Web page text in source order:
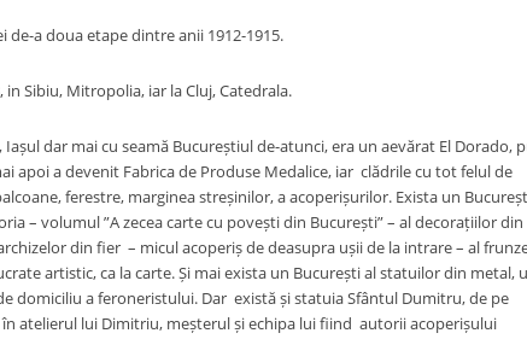
a doua etape dintre anii 1912-1915.
Sibiu, Mitropolia, iar la Cluj, Catedrala.
dar mai cu seamă Bucureștiul de-atunci, era un aevărat El Dorado,
a devenit Fabrica de Produse Medalice, iar clădrile cu tot felul de
ferestre, marginea streșinilor, a acoperișurilor. Exista un
– volumul ”A zecea carte cu povești din București” – al decorațiilor din
din fier – micul acoperiș de deasupra ușii de la intrare – al
artistic, ca la carte. Și mai exista un București al statuilor din metal,
domiciliu a feroneristului. Dar există și statuia Sfântul Dumitru, de pe
atelierul lui Dimitriu, meșterul și echipa lui fiind autorii acoperișului